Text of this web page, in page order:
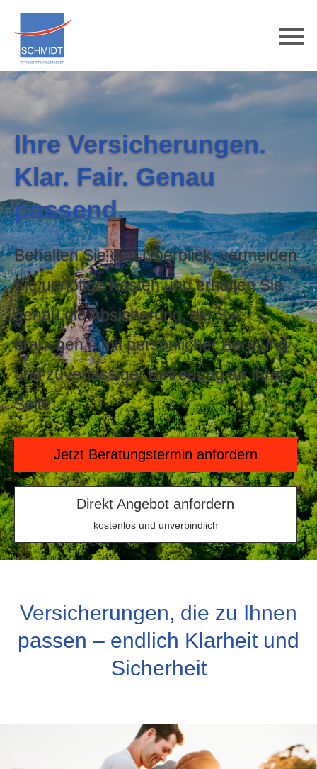
Ihre Versicherungen.
Klar. Fair. Genau
passend.
Behalten Sie den Überblick, vermeiden
Sie unnötige Kosten und erhalten Sie
genau die Absicherung, die Sie
brauchen – mit persönlicher Beratung
und zuverlässiger Betreuung an Ihrer
Seite.
Jetzt Beratungstermin anfordern
Direkt An­ge­bot an­for­dern
kostenlos und unverbindlich
Versicherungen, die zu Ihnen
passen – endlich Klarheit und
Sicherheit